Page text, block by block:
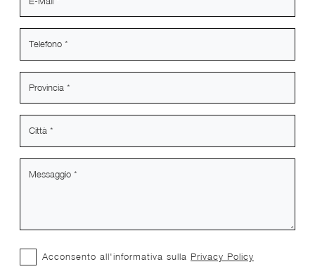
Acconsento all'informativa sulla Privacy Policy